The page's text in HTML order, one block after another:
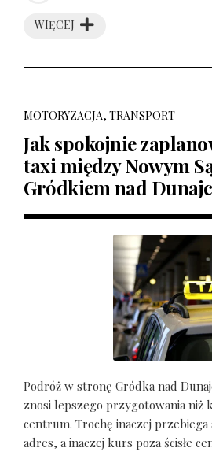
WIĘCEJ
MOTORYZACJA, TRANSPORT
Jak spokojnie
taxi między Nowym
Gródkiem nad
Podróż w stronę Gródka nad
znosi lepszego przygotowania niż
centrum. Trochę inaczej
adres, a inaczej kurs poza ścisłe